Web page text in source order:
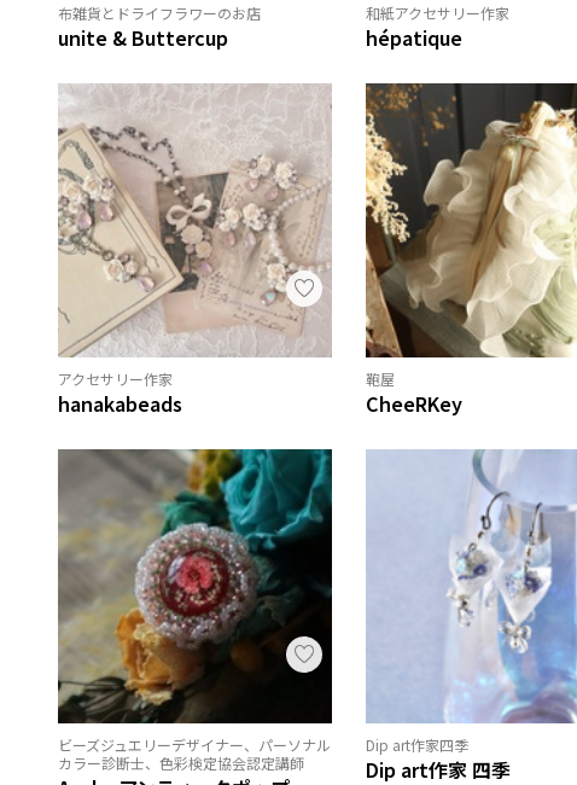
布雑貨とドライフラワーのお店
unite & Buttercup
和紙アクセサリー作家
hépatique
アクセサリー作家
hanakabeads
鞄屋
CheeRKey
ビーズジュエリーデザイナー、パーソナル
カラー診断士、色彩検定協会認定講師
Dip art作家四季
Dip art作家 四季